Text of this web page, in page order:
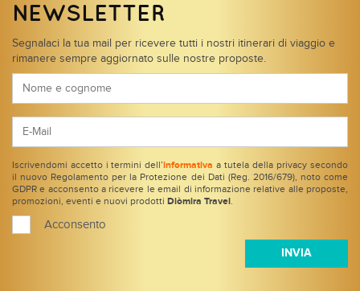
NEWSLETTER
Segnalaci la tua mail per ricevere tutti i nostri itinerari di viaggio e
rimanere sempre aggiornato sulle nostre proposte.
Iscrivendomi accetto i termini dell’ informativa a tutela della privacy secondo
il nuovo Regolamento per la Protezione dei Dati (Reg. 2016/679), noto come
GDPR e acconsento a ricevere le email di informazione relative alle proposte,
promozioni, eventi e nuovi prodotti Diòmira Travel .
Acconsento